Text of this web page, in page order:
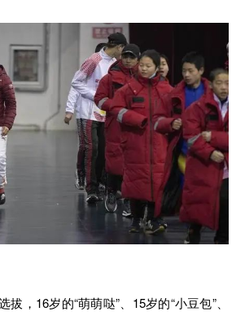
拔，16岁的“萌萌哒”、15岁的“小豆包”、